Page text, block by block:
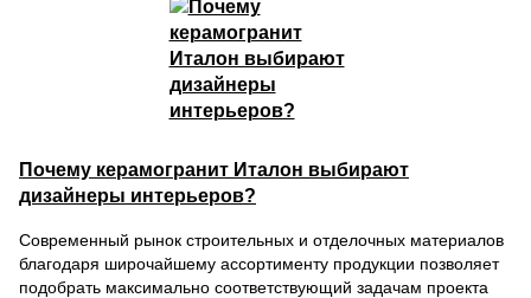
Почему керамогранит Италон выбирают
дизайнеры интерьеров?
Современный рынок строительных и отделочных материалов
благодаря широчайшему ассортименту продукции позволяет
подобрать максимально соответствующий задачам проекта